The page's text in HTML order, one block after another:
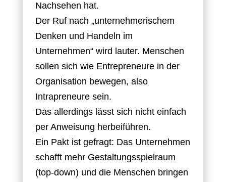
Nachsehen hat.
Der Ruf nach „unternehmerischem
Denken und Handeln im
Unternehmen“ wird lauter. Menschen
sollen sich wie Entrepreneure in der
Organisation bewegen, also
Intrapreneure sein.
Das allerdings lässt sich nicht einfach
per Anweisung herbeiführen.
Ein Pakt ist gefragt: Das Unternehmen
schafft mehr Gestaltungsspielraum
(top-down) und die Menschen bringen